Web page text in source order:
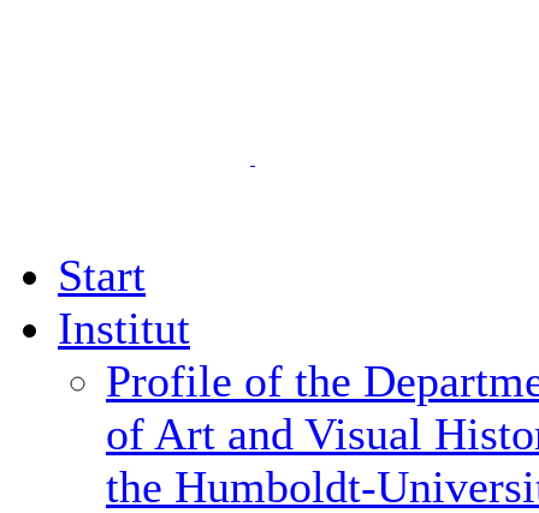
Start
Institut
Profile of the
of Art and Visual
the Humboldt-